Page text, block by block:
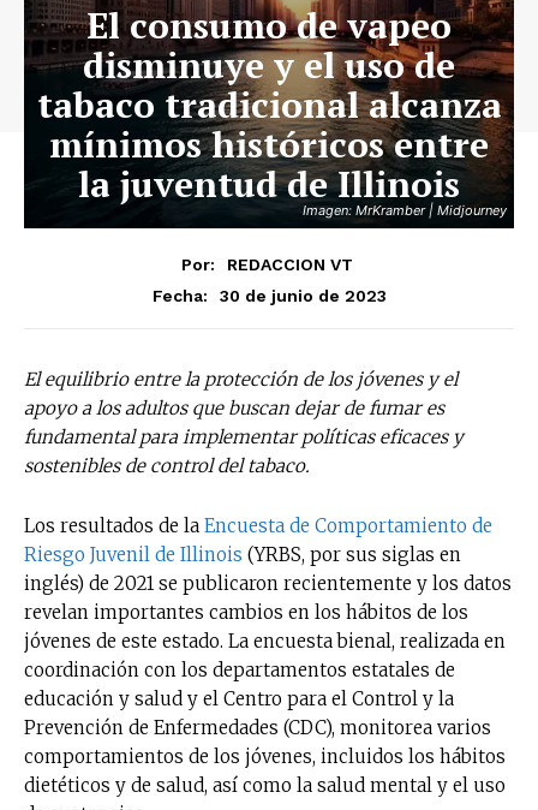
Imagen: MrKramber | Midjourney
El consumo de vapeo
disminuye y el uso de
tabaco tradicional alcanza
mínimos históricos entre
la juventud de Illinois
Por:
REDACCION VT
Fecha:
30 de junio de 2023
El equilibrio entre la protección de los jóvenes y el
apoyo a los adultos que buscan dejar de fumar es
fundamental para implementar políticas eficaces y
sostenibles de control del tabaco.
Los resultados de la Encuesta de Comportamiento de
Riesgo Juvenil de Illinois (YRBS, por sus siglas en
inglés) de 2021 se publicaron recientemente y los datos
revelan importantes cambios en los hábitos de los
jóvenes de este estado. La encuesta bienal, realizada en
coordinación con los departamentos estatales de
educación y salud y el Centro para el Control y la
Prevención de Enfermedades (CDC), monitorea varios
comportamientos de los jóvenes, incluidos los hábitos
dietéticos y de salud, así como la salud mental y el uso